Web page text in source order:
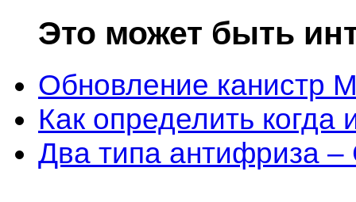
Это может быть
Обновление канистр
Как определить когда
Два типа антифриза –